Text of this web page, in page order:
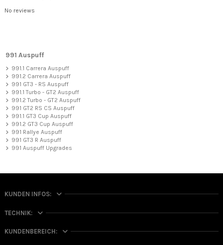
No reviews
991 Auspuff
991.1 Carrera Auspuff
991.2 Carrera Auspuff
991 GT3 - RS Auspuff
991.1 Turbo - GT2 Auspuff
991.2 Turbo - GT2 Auspuff
991 GT2 RS CS Auspuff
991.1 GT3 Cup Auspuff
991.2 GT3 Cup Auspuff
991 Rallye Auspuff
991 GT3 R Auspuff
991 Auspuff Upgrades
KUNDEN INFOS:
TECHNIK:
KUNDENBEREICH: